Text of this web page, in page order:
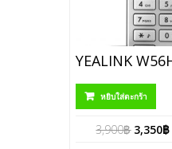
หยิบใส่ตะกร้า
3,900฿ 3,350฿